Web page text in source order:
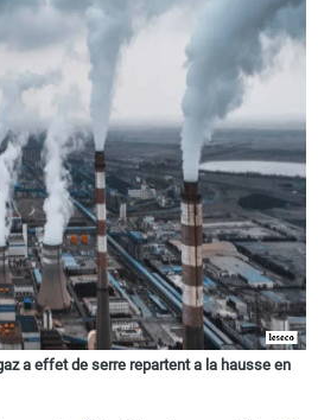
a effet de serre repartent a la hausse en